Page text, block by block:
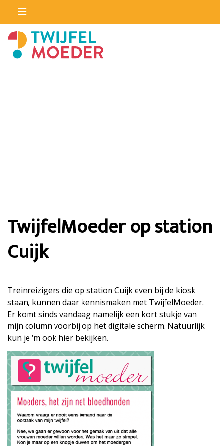
TwijfelMoeder op station
Cuijk
Treinreizigers die op station Cuijk even bij de kiosk
staan, kunnen daar kennismaken met TwijfelMoeder.
Er komt sinds vandaag namelijk een kort stukje van
mijn column voorbij op het digitale scherm. Natuurlijk
kun je ‘m ook hier bekijken.